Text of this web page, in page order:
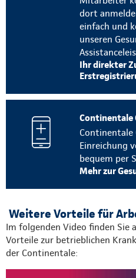
dort
einfach und
unseren
Ihr direkter
Continentale
Continentale
Einreichung
bequem per
Mehr zur
Weitere Vorteile für
Im folgenden Video finden Sie
Vorteile zur betrieblichen
der Continentale: